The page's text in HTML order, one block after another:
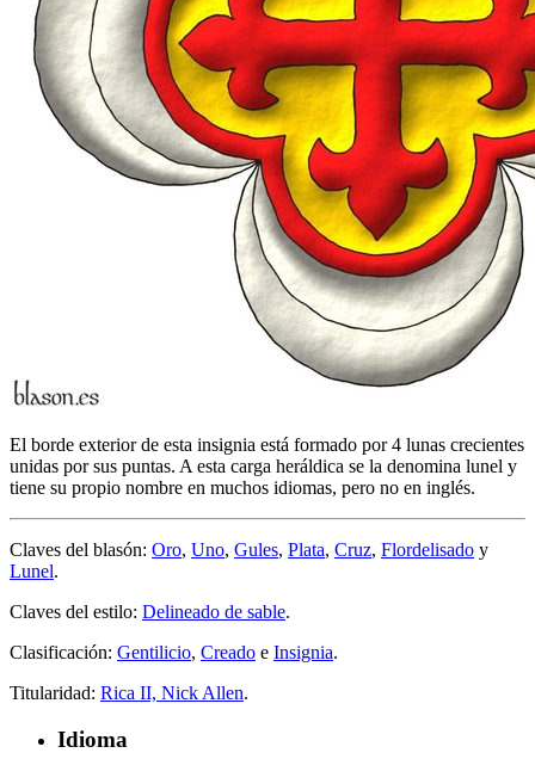
El borde exterior de esta insignia está formado por 4 lunas crecientes
unidas por sus puntas. A esta carga heráldica se la denomina lunel y
tiene su propio nombre en muchos idiomas, pero no en inglés.
Claves del blasón: Oro, Uno, Gules, Plata, Cruz, Flordelisado y
Lunel.
Claves del estilo: Delineado de sable.
Clasificación: Gentilicio, Creado e Insignia.
Titularidad: Rica II, Nick Allen.
Idioma